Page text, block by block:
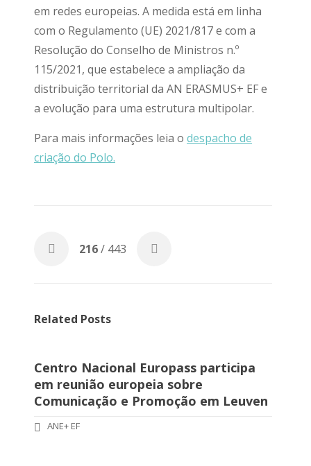
em redes europeias. A medida está em linha
com o Regulamento (UE) 2021/817 e com a
Resolução do Conselho de Ministros n.º
115/2021, que estabelece a ampliação da
distribuição territorial da AN ERASMUS+ EF e
a evolução para uma estrutura multipolar.
Para mais informações leia o despacho de
criação do Polo.
216/ 443
Related Posts
Centro Nacional Europass participa
em reunião europeia sobre
Comunicação e Promoção em Leuven
ANE+ EF